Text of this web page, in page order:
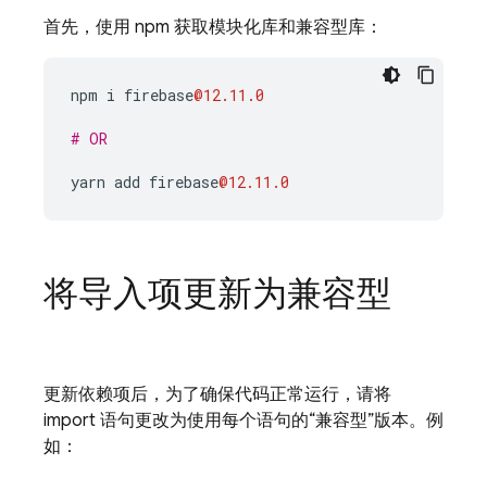
首先，使用 npm 获取模块化库和兼容型库：
npm i firebase@12.11.0
# OR
yarn add firebase@12.11.0
将导入项更新为兼容型
更新依赖项后，为了确保代码正常运行，请将
import 语句更改为使用每个语句的“兼容型”版本。例
如：